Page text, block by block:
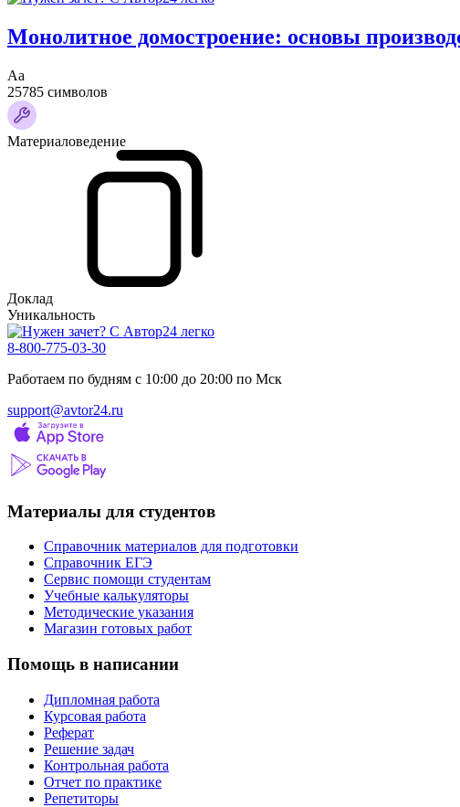
Монолитное домостроение: основы
Аа
25785 символов
Материаловедение
Доклад
Уникальность
8-800-775-03-30
Работаем по будням с 10:00 до 20:00 по Мск
support@avtor24.ru
Материалы для студентов
Справочник материалов для подготовки
Справочник ЕГЭ
Сервис помощи студентам
Учебные калькуляторы
Методические указания
Магазин готовых работ
Помощь в написании
Дипломная работа
Курсовая работа
Реферат
Решение задач
Контрольная работа
Отчет по практике
Репетиторы